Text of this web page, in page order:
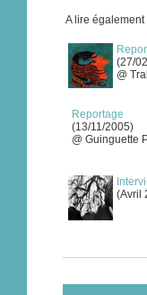
A lire également
(27/
@
Reportage
(13/11/2005)
@ Guinguette
(Avril